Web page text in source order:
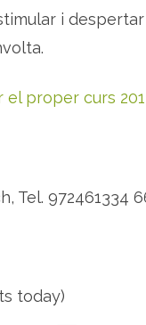
i despertar
proper curs
Tel. 972461334
today)